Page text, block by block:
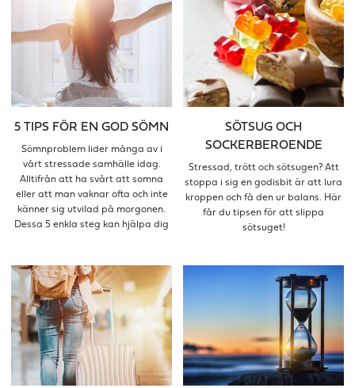
5 TIPS FÖR EN GOD SÖMN
Sömnproblem lider många av i
vårt stressade samhälle idag.
Alltifrån att ha svårt att somna
eller att man vaknar ofta och inte
känner sig utvilad på morgonen.
Dessa 5 enkla steg kan hjälpa dig
SÖTSUG OCH
SOCKERBEROENDE
Stressad, trött och sötsugen? Att
stoppa i sig en godisbit är att lura
kroppen och få den ur balans. Här
får du tipsen för att slippa
sötsuget!